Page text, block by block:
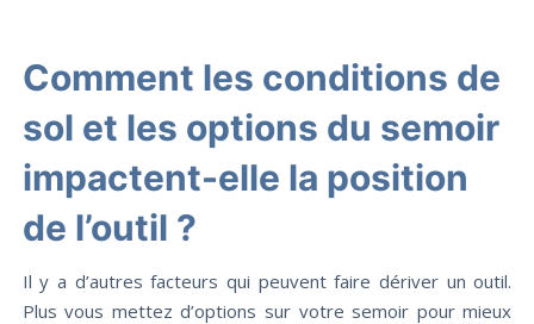
Comment les conditions de
sol et les options du semoir
impactent-elle la position
de l’outil ?
Il y a d’autres facteurs qui peuvent faire dériver un outil.
Plus vous mettez d’options sur votre semoir pour mieux